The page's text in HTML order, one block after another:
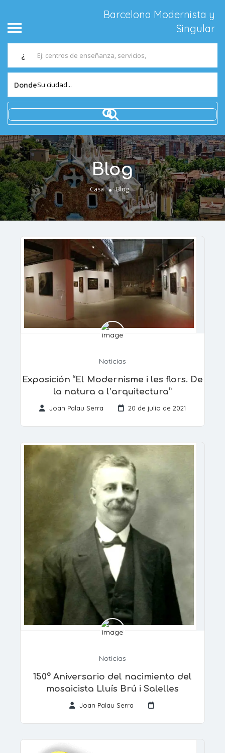
Barcelona Modernista y
Singular
¿
DondeSu ciudad...
Blog
Casa Blog
Noticias
Exposición “El Modernisme i les flors. De
la natura a l’arquitectura”
Joan Palau Serra 20 de julio de 2021
Noticias
150º Aniversario del nacimiento del
mosaicista Lluís Brú i Salelles
Joan Palau Serra